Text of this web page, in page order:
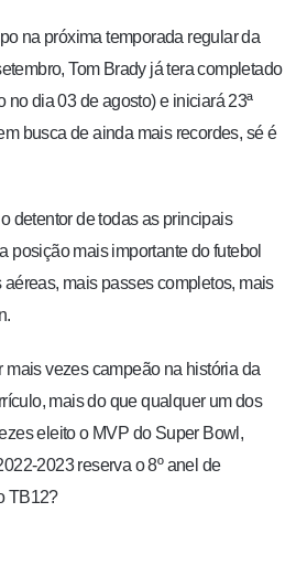
post on Instagram
by Tom Brady (@tombrady)
na próxima temporada regular da
Tom Brady já tera completado
no dia 03 de agosto) e iniciará 23ª
busca de ainda mais recordes, sé é
detentor de todas as principais
posição mais importante do futebol
mais passes completos, mais
mais vezes campeão na história da
mais do que qualquer um dos
eleito o MVP do Super Bowl,
2023 reserva o 8º anel de
TB12?